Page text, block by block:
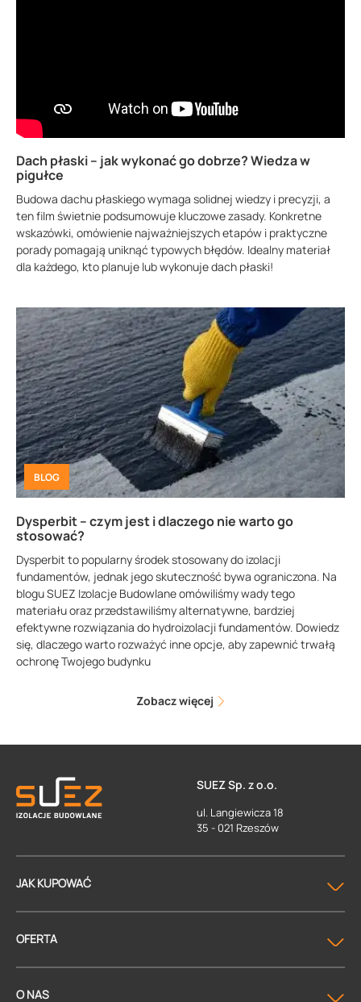
Dach płaski – jak wykonać go dobrze? Wiedza w
pigułce
Budowa dachu płaskiego wymaga solidnej wiedzy i precyzji, a
ten film świetnie podsumowuje kluczowe zasady. Konkretne
wskazówki, omówienie najważniejszych etapów i praktyczne
porady pomagają uniknąć typowych błędów. Idealny materiał
dla każdego, kto planuje lub wykonuje dach płaski!
BLOG
Dysperbit – czym jest i dlaczego nie warto go
stosować?
Dysperbit to popularny środek stosowany do izolacji
fundamentów, jednak jego skuteczność bywa ograniczona. Na
blogu SUEZ Izolacje Budowlane omówiliśmy wady tego
materiału oraz przedstawiliśmy alternatywne, bardziej
efektywne rozwiązania do hydroizolacji fundamentów. Dowiedz
się, dlaczego warto rozważyć inne opcje, aby zapewnić trwałą
ochronę Twojego budynku
Zobacz więcej
SUEZ Sp. z o.o.
ul. Langiewicza 18
35 - 021 Rzeszów
JAK KUPOWAĆ
OFERTA
O NAS